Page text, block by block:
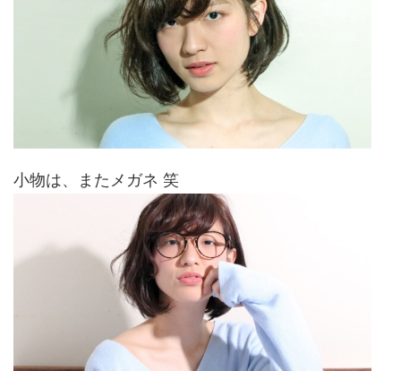
小物は、またメガネ 笑